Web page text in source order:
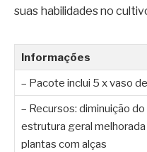
suas habilidades no
Informações
– Pacote inclui 5 x vaso
– Recursos: diminuição
estrutura geral
plantas com alças